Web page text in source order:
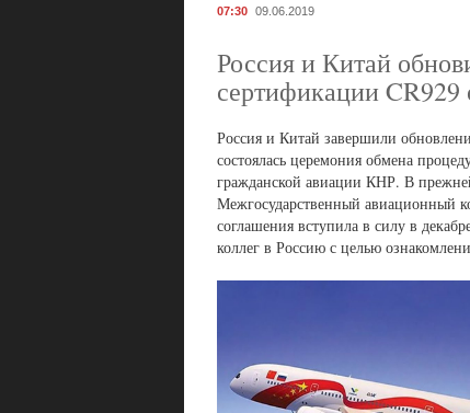
07:30 09.06.2019
Россия и Китай
сертификации CR929
Россия и Китай завершили
состоялась церемония обмена
гражданской авиации КНР. В
Межгосударственный авиационный
соглашения вступила в силу в
коллег в Россию с целью